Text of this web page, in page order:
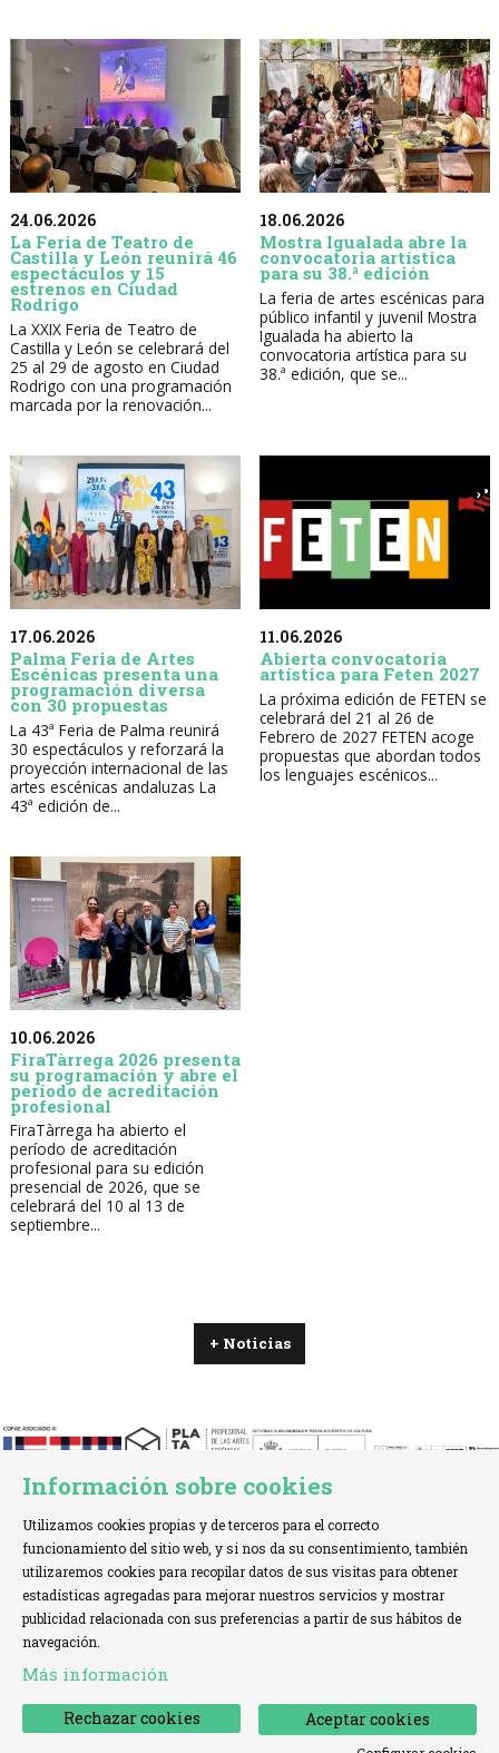
24.06.2026
La Feria de Teatro de
Castilla y León reunirá 46
espectáculos y 15
estrenos en Ciudad
Rodrigo
La XXIX Feria de Teatro de
Castilla y León se celebrará del
25 al 29 de agosto en Ciudad
Rodrigo con una programación
marcada por la renovación...
18.06.2026
Mostra Igualada abre la
convocatoria artística
para su 38.ª edición
La feria de artes escénicas para
público infantil y juvenil Mostra
Igualada ha abierto la
convocatoria artística para su
38.ª edición, que se...
17.06.2026
Palma Feria de Artes
Escénicas presenta una
programación diversa
con 30 propuestas
La 43ª Feria de Palma reunirá
30 espectáculos y reforzará la
proyección internacional de las
artes escénicas andaluzas La
43ª edición de...
11.06.2026
Abierta convocatoria
artística para Feten 2027
La próxima edición de FETEN se
celebrará del 21 al 26 de
Febrero de 2027 FETEN acoge
propuestas que abordan todos
los lenguajes escénicos...
10.06.2026
FiraTàrrega 2026 presenta
su programación y abre el
período de acreditación
profesional
FiraTàrrega ha abierto el
período de acreditación
profesional para su edición
presencial de 2026, que se
celebrará del 10 al 13 de
septiembre...
+ Noticias
TELÉFONO:+34 621 00 65 08 | info@cofae.net
Sitemap | Aviso Legal
Declaración de accesibilidad
Información sobre cookies
Utilizamos cookies propias y de terceros para el correcto
funcionamiento del sitio web, y si nos da su consentimiento, también
utilizaremos cookies para recopilar datos de sus visitas para obtener
estadísticas agregadas para mejorar nuestros servicios y mostrar
publicidad relacionada con sus preferencias a partir de sus hábitos de
navegación.
Más información
Aceptar cookies
Rechazar cookies